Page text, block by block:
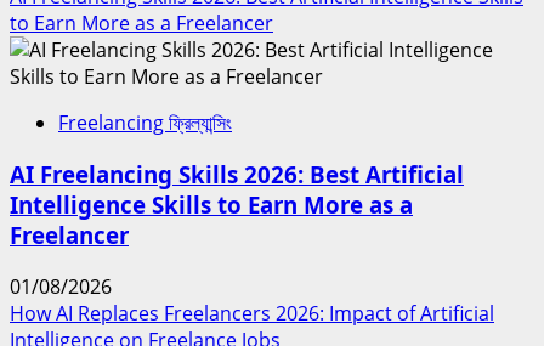
to Earn More as a Freelancer
Freelancing ফ্রিল্যান্সিং
AI Freelancing Skills 2026: Best Artificial
Intelligence Skills to Earn More as a
Freelancer
01/08/2026
How AI Replaces Freelancers 2026: Impact of Artificial
Intelligence on Freelance Jobs